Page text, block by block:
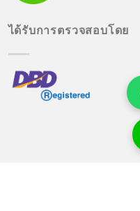
ได้รับการตรวจสอบโดย